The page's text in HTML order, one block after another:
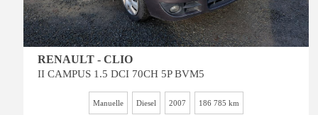
RENAULT - CLIO
II CAMPUS 1.5 DCI 70CH 5P BVM5
Manuelle Diesel 2007 186 785 km